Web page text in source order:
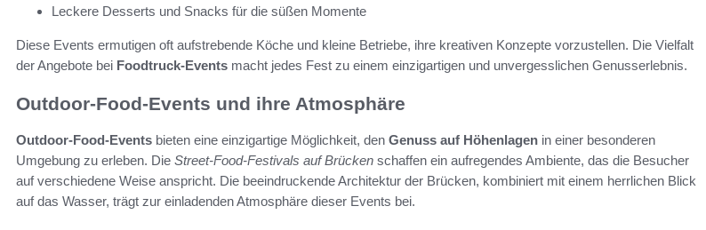
Leckere Desserts und Snacks für die süßen Momente
Diese Events ermutigen oft aufstrebende Köche und kleine Betriebe, ihre kreativen Konzepte vorzustellen. Die Vielfalt
der Angebote bei Foodtruck-Events macht jedes Fest zu einem einzigartigen und unvergesslichen Genusserlebnis.
Outdoor-Food-Events und ihre Atmosphäre
Outdoor-Food-Events bieten eine einzigartige Möglichkeit, den Genuss auf Höhenlagen in einer besonderen
Umgebung zu erleben. Die Street-Food-Festivals auf Brücken schaffen ein aufregendes Ambiente, das die Besucher
auf verschiedene Weise anspricht. Die beeindruckende Architektur der Brücken, kombiniert mit einem herrlichen Blick
auf das Wasser, trägt zur einladenden Atmosphäre dieser Events bei.